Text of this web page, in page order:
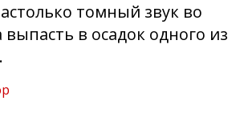
томный звук во
в осадок одного из